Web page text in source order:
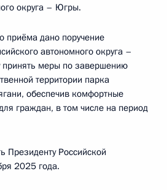
округа – Югры.
приёма дано поручение
автономного округа –
принять меры по завершению
территории парка
обеспечив комфортные
граждан, в том числе на период
Президенту Российской
2025 года.